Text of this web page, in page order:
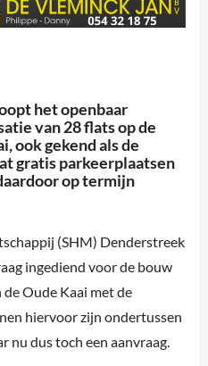
het openbaar
van 28 flats op de
ook gekend als de
gratis parkeerplaatsen
op termijn
(SHM) Denderstreek
ingediend voor de bouw
Oude Kaai met de
hiervoor zijn ondertussen
nu dus toch een aanvraag.